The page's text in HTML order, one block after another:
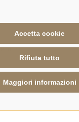
Accetta cookie
Rifiuta tutto
Maggiori informazioni